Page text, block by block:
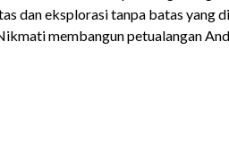
dan eksplorasi tanpa batas yang
membangun petualangan